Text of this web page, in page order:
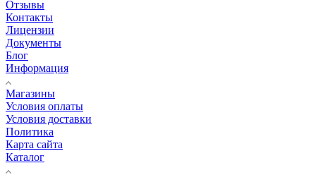
Отзывы
Контакты
Лицензии
Документы
Блог
Информация
Магазины
Условия оплаты
Условия доставки
Политика
Карта сайта
Каталог